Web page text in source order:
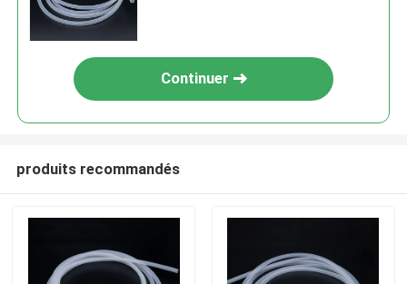
Continuer
produits recommandés